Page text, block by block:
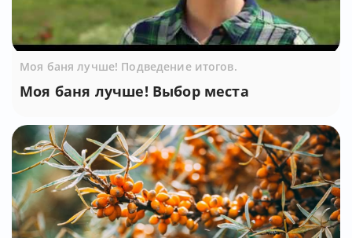
Моя баня лучше! Подведение итогов.
Моя баня лучше! Выбор места